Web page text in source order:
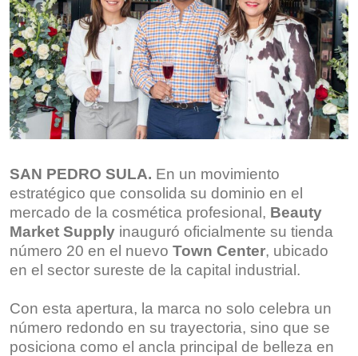
SAN PEDRO SULA. En un movimiento
estratégico que consolida su dominio en el
mercado de la cosmética profesional, Beauty
Market Supply inauguró oficialmente su tienda
número 20 en el nuevo Town Center, ubicado
en el sector sureste de la capital industrial.
Con esta apertura, la marca no solo celebra un
número redondo en su trayectoria, sino que se
posiciona como el ancla principal de belleza en